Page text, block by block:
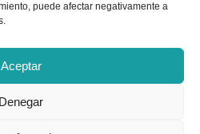
puede afectar negativamente a
Aceptar
Denegar